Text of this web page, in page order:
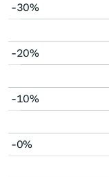
-30%
-20%
-10%
-0%